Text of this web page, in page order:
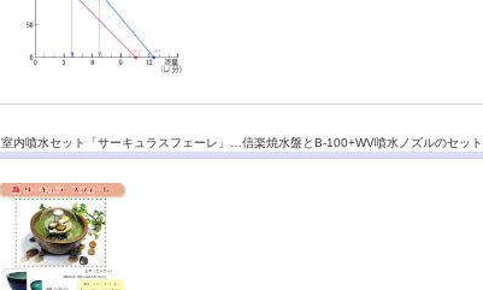
室内噴水セット「サーキュラスフェーレ」…信楽焼水盤とB-100+WV噴水ノズルのセッ